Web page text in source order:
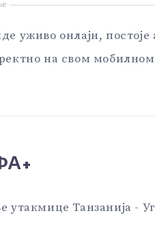
уживо онлајн, постоје
на свом
утакмице Танзанија -